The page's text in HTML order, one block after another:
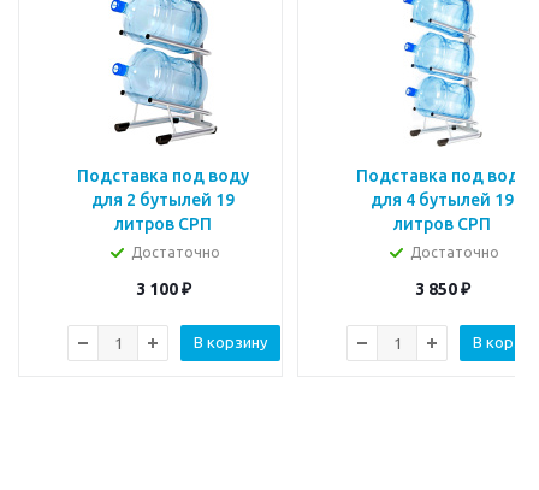
Подставка под воду
для 2 бутылей 19
литров СРП
Достаточно
3 100₽
В корзину
Подставка под воду
для 4 бутылей 19
литров СРП
Достаточно
3 850₽
В